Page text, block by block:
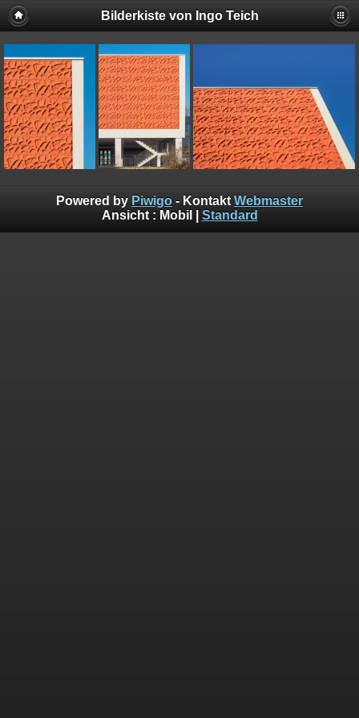
Bilderkiste von Ingo Teich
Powered by Piwigo - Kontakt Webmaster
Ansicht : Mobil Standard